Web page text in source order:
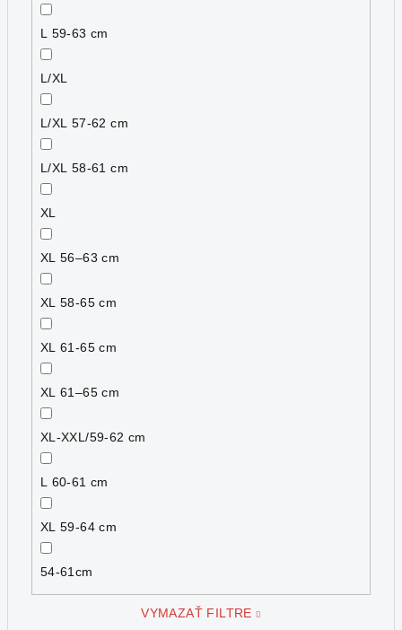
L 59-63 cm
L/XL
L/XL 57-62 cm
L/XL 58-61 cm
XL
XL 56–63 cm
XL 58-65 cm
XL 61-65 cm
XL 61–65 cm
XL-XXL/59-62 cm
L 60-61 cm
XL 59-64 cm
54-61cm
VYMAZAŤ FILTRE